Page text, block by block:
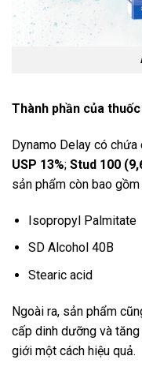
Thành phần của thuốc
Dynamo Delay có chứa
USP 13%; Stud 100
sản phẩm còn bao
Isopropyl Palmitate
SD Alcohol 40B
Stearic acid
Ngoài ra, sản phẩm
cấp dinh dưỡng và
giới một cách hiệu quả.